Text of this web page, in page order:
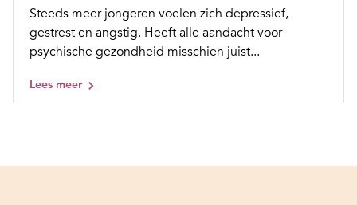
Steeds meer jongeren voelen zich depressief,
gestrest en angstig. Heeft alle aandacht voor
psychische gezondheid misschien juist...
Lees meer